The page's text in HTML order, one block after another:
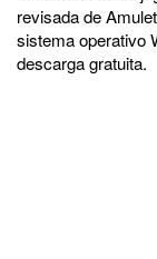
revisada de
sistema operativo
descarga gratuita.